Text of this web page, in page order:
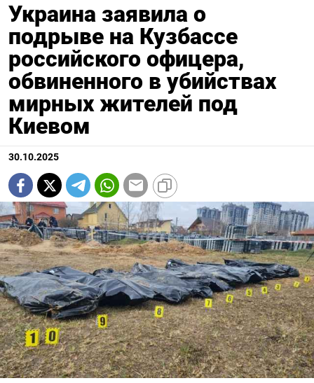
Украина заявила о
подрыве на Кузбассе
российского офицера,
обвиненного в убийствах
мирных жителей под
Киевом
30.10.2025